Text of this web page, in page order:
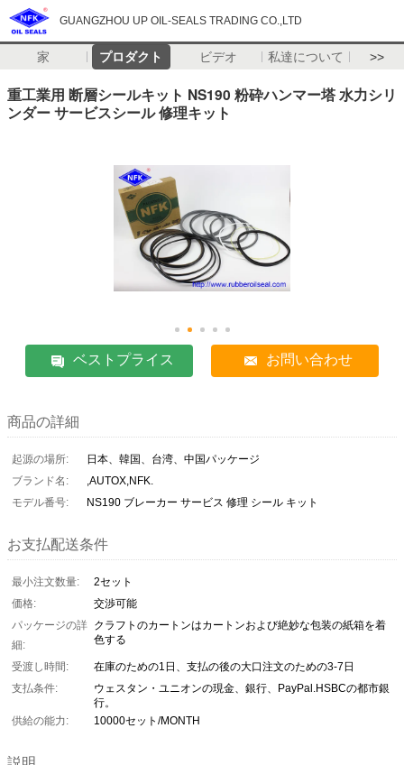
GUANGZHOU UP OIL-SEALS TRADING CO.,LTD
家 プロダクト ビデオ 私達について >>
重工業用 断層シールキット NS190 粉砕ハンマー塔 水力シリ
ンダー サービスシール 修理キット
ベストプライス お問い合わせ
商品の詳細
起源の場所:
日本、韓国、台湾、中国パッケージ
ブランド名:
,AUTOX,NFK.
モデル番号:
NS190 ブレーカー サービス 修理 シール キット
お支払配送条件
最小注文数量:
2セット
価格:
交渉可能
パッケージの詳
細:
クラフトのカートンはカートンおよび絶妙な包装の紙箱を着
色する
受渡し時間:
在庫のための1日、支払の後の大口注文のための3-7日
支払条件:
ウェスタン・ユニオンの現金、銀行、PayPal.HSBCの都市銀
行。
供給の能力:
10000セット/MONTH